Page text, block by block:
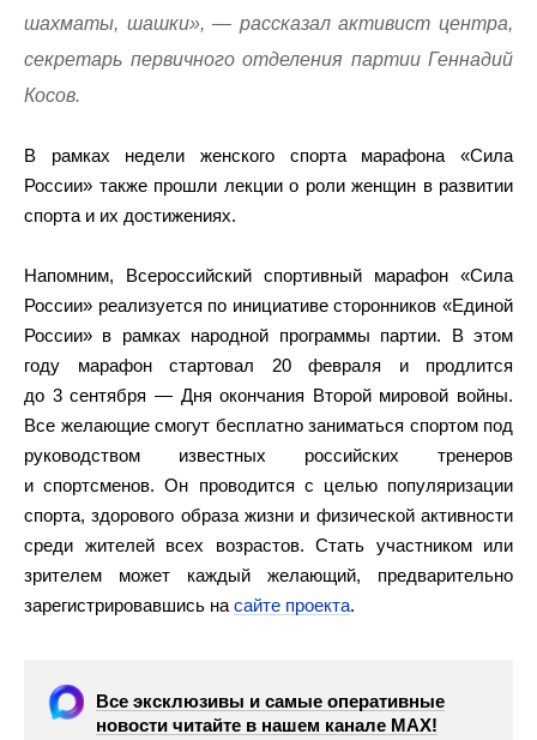
шахматы, шашки», — рассказал активист центра,
секретарь первичного отделения партии Геннадий
Косов.
В рамках недели женского спорта марафона «Сила
России» также прошли лекции о роли женщин в развитии
спорта и их достижениях.
Напомним, Всероссийский спортивный марафон «Сила
России» реализуется по инициативе сторонников «Единой
России» в рамках народной программы партии. В этом
году марафон стартовал 20 февраля и продлится
до 3 сентября — Дня окончания Второй мировой войны.
Все желающие смогут бесплатно заниматься спортом под
руководством известных российских тренеров
и спортсменов. Он проводится с целью популяризации
спорта, здорового образа жизни и физической активности
среди жителей всех возрастов. Стать участником или
зрителем может каждый желающий, предварительно
зарегистрировавшись на сайте проекта.
Все эксклюзивы и самые оперативные
новости читайте в нашем канале МАХ!